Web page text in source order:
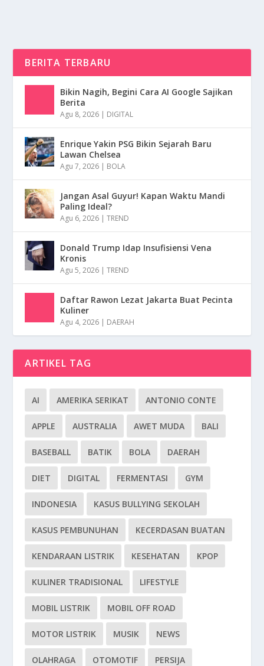
BERITA TERBARU
Bikin Nagih, Begini Cara AI Google Sajikan
Berita
Agu 8, 2026 | DIGITAL
Enrique Yakin PSG Bikin Sejarah Baru
Lawan Chelsea
Agu 7, 2026 | BOLA
Jangan Asal Guyur! Kapan Waktu Mandi
Paling Ideal?
Agu 6, 2026 |TREND
Donald Trump Idap Insufisiensi Vena
Kronis
Agu 5, 2026 |TREND
Daftar Rawon Lezat Jakarta Buat Pecinta
Kuliner
Agu 4, 2026 | DAERAH
ARTIKEL TAG
AI AMERIKA SERIKAT ANTONIO CONTE
APPLE AUSTRALIA AWET MUDA BALI
BASEBALL BATIK BOLA DAERAH
DIET DIGITAL FERMENTASI GYM
INDONESIA KASUS BULLYING SEKOLAH
KASUS PEMBUNUHAN KECERDASAN BUATAN
KENDARAAN LISTRIK KESEHATAN KPOP
KULINER TRADISIONAL LIFESTYLE
MOBIL LISTRIK MOBIL OFF ROAD
MOTOR LISTRIK MUSIK NEWS
OLAHRAGA OTOMOTIF PERSIJA